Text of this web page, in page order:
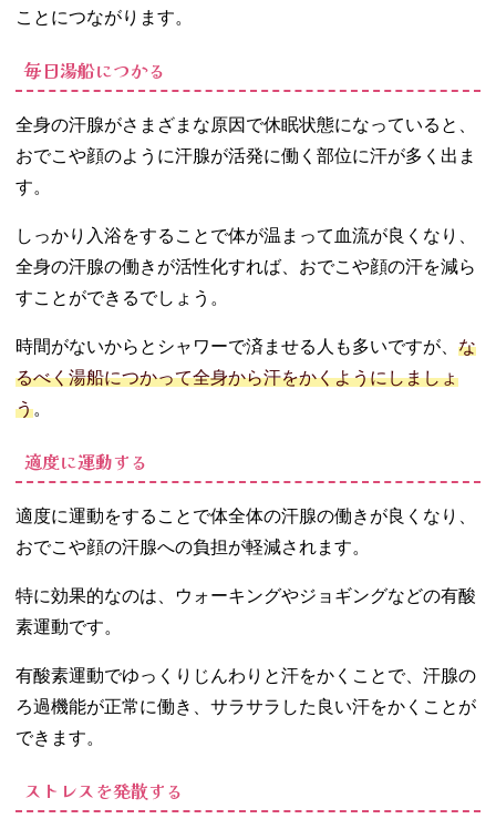
ことにつながります。
毎日湯船につかる
全身の汗腺がさまざまな原因で休眠状態になっていると、
おでこや顔のように汗腺が活発に働く部位に汗が多く出ま
す。
しっかり入浴をすることで体が温まって血流が良くなり、
全身の汗腺の働きが活性化すれば、おでこや顔の汗を減ら
すことができるでしょう。
時間がないからとシャワーで済ませる人も多いですが、 な
るべく湯船につかって全身から汗をかくようにしましょ
う。
適度に運動する
適度に運動をすることで体全体の汗腺の働きが良くなり、
おでこや顔の汗腺への負担が軽減されます。
特に効果的なのは、ウォーキングやジョギングなどの有酸
素運動です。
有酸素運動でゆっくりじんわりと汗をかくことで、汗腺の
ろ過機能が正常に働き、サラサラした良い汗をかくことが
できます。
ストレスを発散する